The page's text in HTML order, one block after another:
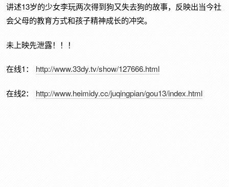
讲述13岁的少女李玩两次得到狗又失去狗的故事，反映出当今社
会父母的教育方式和孩子精神成长的冲突。
未上映先泄露！！！
在线1： http://www.33dy.tv/show/127666.html
在线2： http://www.heimidy.cc/juqingpian/gou13/index.html